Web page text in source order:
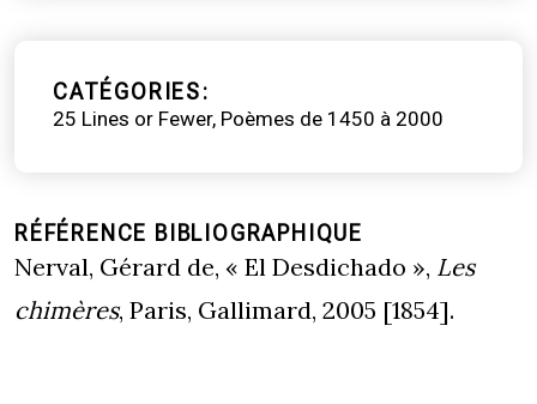
CATÉGORIES
25 Lines or Fewer Poèmes de 1450 à 2000
RÉFÉRENCE BIBLIOGRAPHIQUE
Nerval, Gérard de, « El Desdichado », Les
chimères, Paris, Gallimard, 2005 [1854].